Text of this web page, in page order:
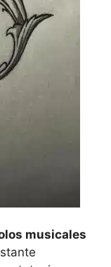
musicales